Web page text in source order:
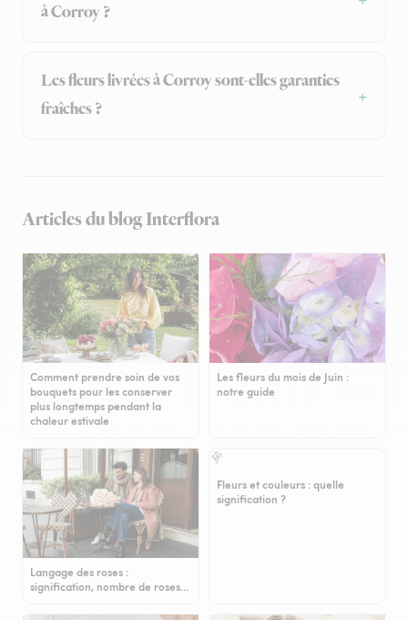
à Corroy ?
Les fleurs livrées à Corroy sont-elles garanties
fraîches ?
Articles du blog Interflora
Comment prendre soin de vos
bouquets pour les conserver
plus longtemps pendant la
chaleur estivale
Les fleurs du mois de Juin :
notre guide
Langage des roses :
signification, nombre de roses…
Fleurs et couleurs : quelle
signification ?